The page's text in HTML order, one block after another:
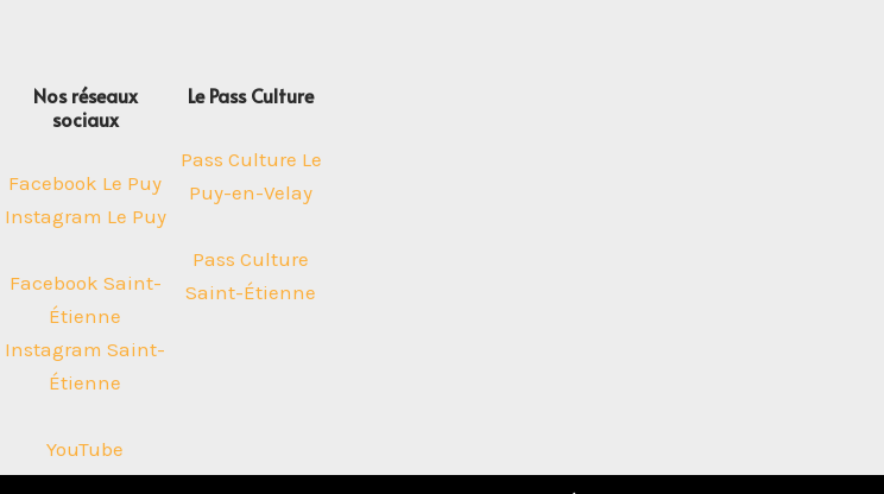
Nos réseaux
sociaux
Facebook Le Puy
Instagram Le Puy
Facebook Saint-
Étienne
Instagram Saint-
Étienne
YouTube
Le Pass Culture
Pass Culture Le
Puy-en-Velay
Pass Culture
Saint-Étienne